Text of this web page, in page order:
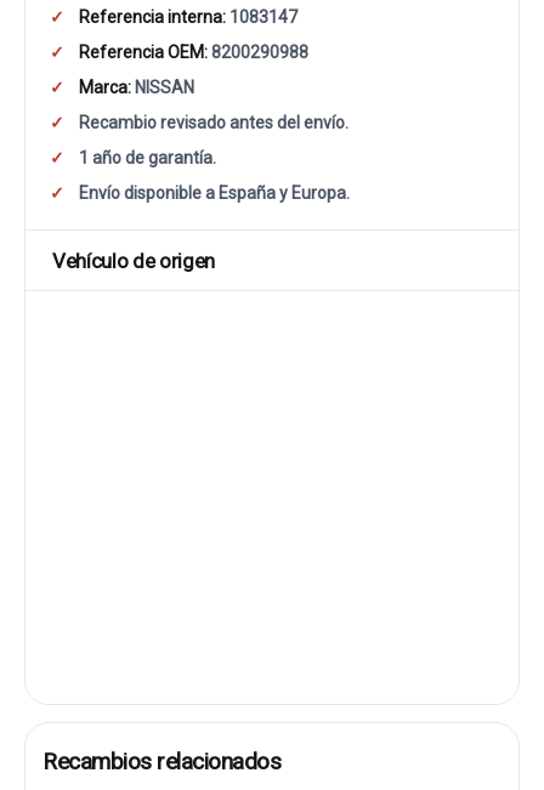
Referencia interna: 1083147
Referencia OEM:8200290988
Marca: NISSAN
Recambio revisado antes del envío.
1 año de garantía.
Envío disponible a España y Europa.
Vehículo de origen
Recambios relacionados